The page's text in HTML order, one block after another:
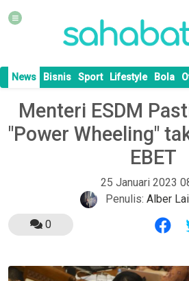
News Bisnis Sport Lifestyle Bola
Menteri ESDM
"Power Wheeling"
EBET
25 Januari 2023
Penulis: Alber
0